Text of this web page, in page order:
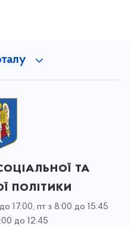
та
політики
17:00, пт з 8:00 до 15:45
до 12:45